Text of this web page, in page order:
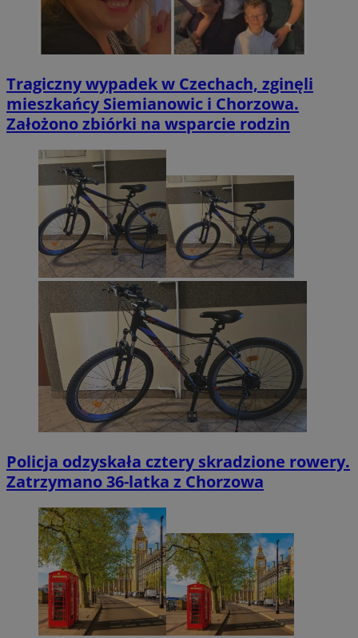
Tragiczny wypadek w Czechach, zginęli
mieszkańcy Siemianowic i Chorzowa.
Założono zbiórki na wsparcie rodzin
Policja odzyskała cztery skradzione rowery.
Zatrzymano 36-latka z Chorzowa